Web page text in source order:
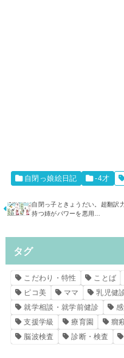
自閉っ娘絵日記 -4才
自閉っ子ときょうだい。超翻訳
持つ姉がパワーを悪用…
タグ
こだわり・特性 ことば
ピコ美
ママ 乳児健
就学相談・就学前健診
支援学級
療育園 癇
脳波検査
診断・検査